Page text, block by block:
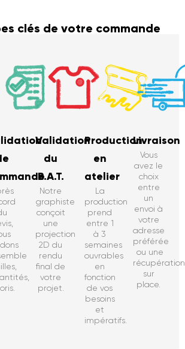
clés de votre commande
Validation
du
B.A.T.
Notre
graphiste
conçoit
une
projection
2D du
rendu
final de
votre
projet.
Production
en
atelier
La
production
prend
entre 1
à 3
semaines
ouvrables
en
fonction
de vos
besoins
et
impératifs.
Livraison
Vous
avez le
choix
entre
un
envoi à
votre
adresse
préférée
ou une
récupération
sur
place.